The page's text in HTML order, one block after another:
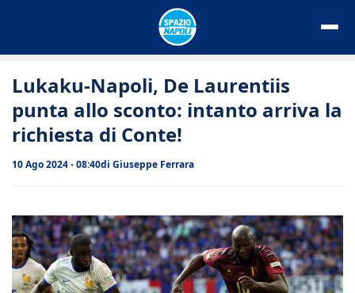
Lukaku-Napoli, De Laurentiis
punta allo sconto: intanto arriva la
richiesta di Conte!
10 Ago 2024 - 08:40di Giuseppe Ferrara